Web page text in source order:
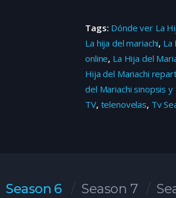
Tags: Dónde ver La
La hija del mariachi, La
online, La Hija del
Hija del Mariachi
del Mariachi sinopsis y
TV, telenovelas, Tv
Season 6 Season 7